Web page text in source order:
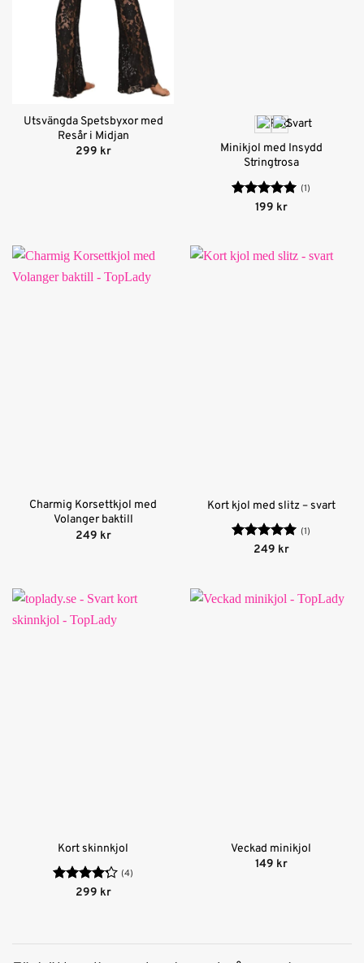
Utsvängda Spetsbyxor med
Resår i Midjan
299 kr
Minikjol med Insydd
Stringtrosa
Betygsatt5
(1)
199 kr
Charmig Korsettkjol med
Volanger baktill
249 kr
Kort kjol med slitz – svart
Betygsatt5
(1)
249 kr
Kort skinnkjol
Betygsatt
(4)
299 kr
Veckad minikjol
149 kr